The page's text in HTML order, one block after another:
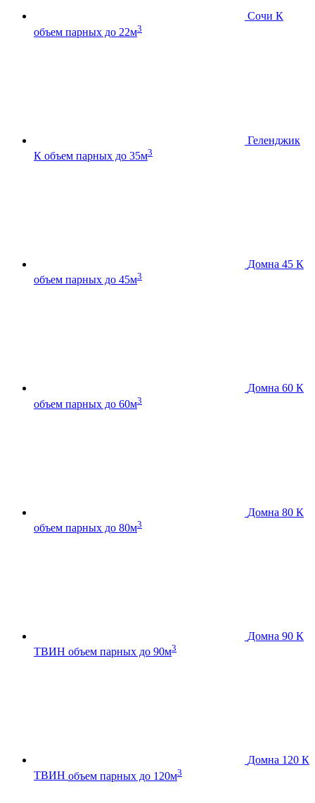
Сочи К
объем парных до 22м3
Геленджик
К объем парных до 35м3
Домна 45 К
объем парных до 45м3
Домна 60 К
объем парных до 60м3
Домна 80 К
объем парных до 80м3
Домна 90 К
ТВИН объем парных до 90м3
Домна 120 К
ТВИН объем парных до 120м3